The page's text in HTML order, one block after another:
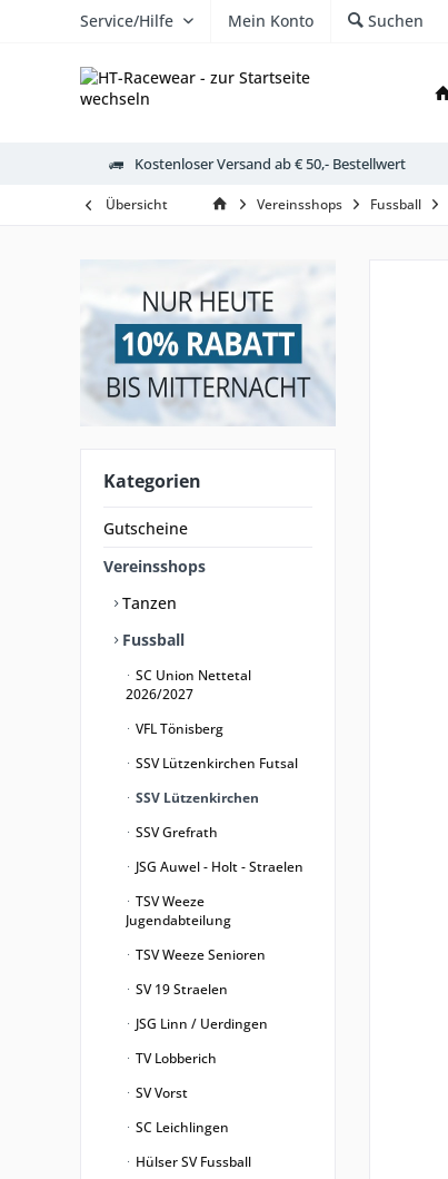
Service/Hilfe Mein Konto Suchen
Kostenloser Versand ab € 50,- Bestellwert
Übersicht Vereinsshops Fussball
Kategorien
Gutscheine
Vereinsshops
Tanzen
Fussball
SC Union Nettetal
2026/2027
VFL Tönisberg
SSV Lützenkirchen Futsal
SSV Lützenkirchen
SSV Grefrath
JSG Auwel - Holt - Straelen
TSV Weeze
Jugendabteilung
TSV Weeze Senioren
SV 19 Straelen
JSG Linn / Uerdingen
TV Lobberich
SV Vorst
SC Leichlingen
Hülser SV Fussball